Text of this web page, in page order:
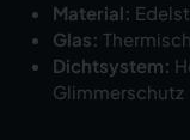
Material:
Glas:
Dichtsystem:
Glimmerschutz